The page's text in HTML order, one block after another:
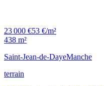
23 000 €53 €/m²
438 m²
Saint-Jean-de-DayeManche
terrain